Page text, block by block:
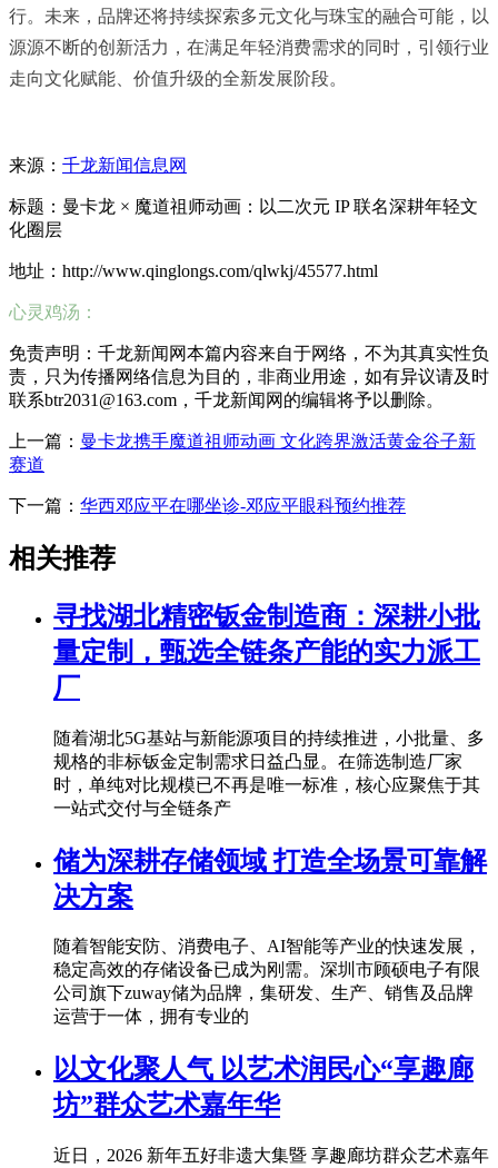
行。未来，品牌还将持续探索多元文化与珠宝的融合可能，以
源源不断的创新活力，在满足年轻消费需求的同时，引领行业
走向文化赋能、价值升级的全新发展阶段。
来源： 千龙新闻信息网
标题：曼卡龙 × 魔道祖师动画：以二次元 IP 联名深耕年轻文
化圈层
地址：http://www.qinglongs.com/qlwkj/45577.html
心灵鸡汤：
免责声明：千龙新闻网本篇内容来自于网络，不为其真实性负
责，只为传播网络信息为目的，非商业用途，如有异议请及时
联系btr2031@163.com，千龙新闻网的编辑将予以删除。
上一篇： 曼卡龙携手魔道祖师动画 文化跨界激活黄金谷子新
赛道
下一篇： 华西邓应平在哪坐诊-邓应平眼科预约推荐
相关推荐
寻找湖北精密钣金制造商：深耕小批
量定制，甄选全链条产能的实力派工
厂
随着湖北5G基站与新能源项目的持续推进，小批量、多
规格的非标钣金定制需求日益凸显。在筛选制造厂家
时，单纯对比规模已不再是唯一标准，核心应聚焦于其
一站式交付与全链条产
储为深耕存储领域 打造全场景可靠解
决方案
随着智能安防、消费电子、AI智能等产业的快速发展，
稳定高效的存储设备已成为刚需。深圳市顾硕电子有限
公司旗下zuway储为品牌，集研发、生产、销售及品牌
运营于一体，拥有专业的
以文化聚人气 以艺术润民心“享趣廊
坊”群众艺术嘉年华
近日，2026 新年五好非遗大集暨 享趣廊坊群众艺术嘉年